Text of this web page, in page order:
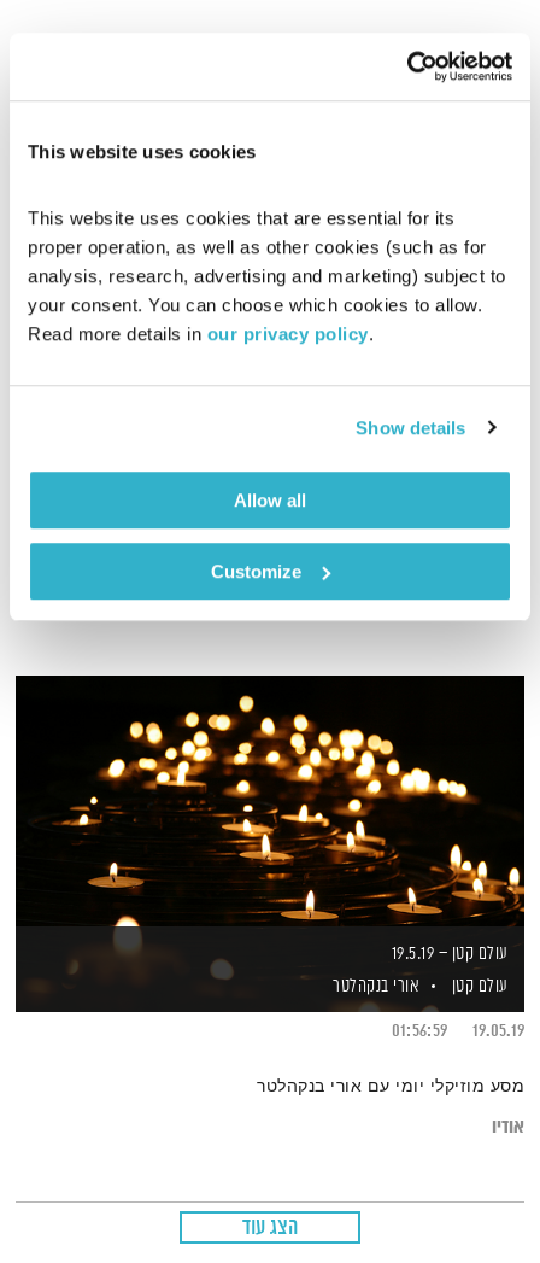
This website uses cookies
This website uses cookies that are essential for its
proper operation, as well as other cookies (such as for
analysis, research, advertising and marketing) subject to
your consent. You can choose which cookies to allow.
Read more details in our privacy policy.
Show details
Allow all
Customize
אודיו
עולם קטן – 19.5.19
עולם קטן
אורי בנקהלטר
19.05.19
01:56:59
מסע מוזיקלי יומי עם אורי בנקהלטר
אודיו
הצג עוד